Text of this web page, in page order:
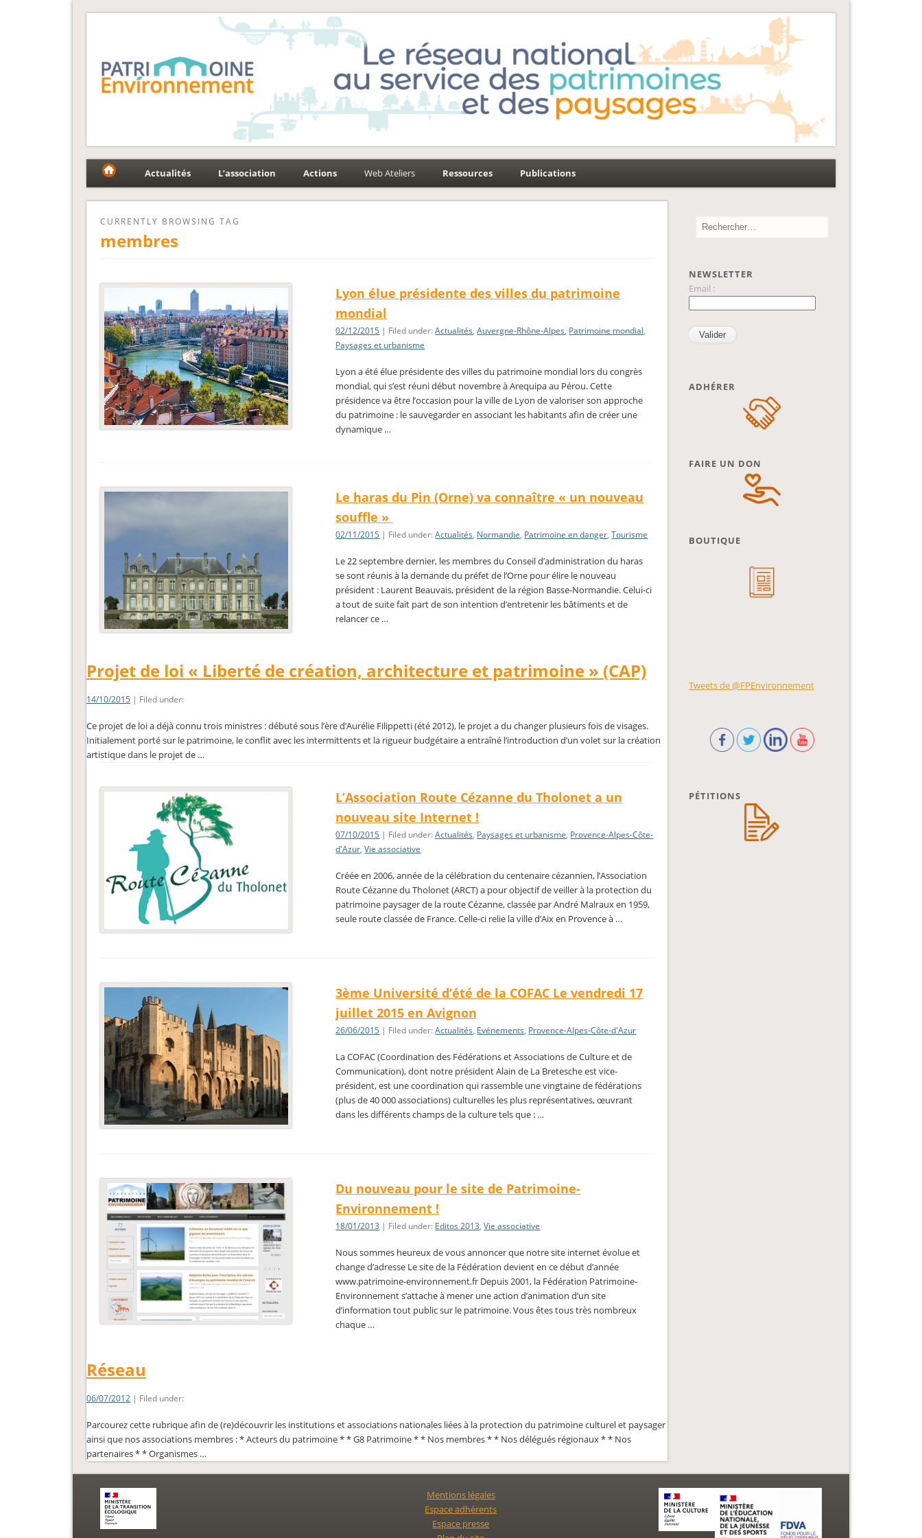
Fédération Patrimoine-Environnement
Actualités L’association Actions Web Ateliers Ressources Publications
CURRENTLY BROWSING TAG
membres
Lyon élue présidente des villes du patrimoine
mondial
02/12/2015 | Filed under:Actualités,Auvergne-Rhône-Alpes, Patrimoine mondial,
Paysages et urbanisme
Lyon a été élue présidente des villes du patrimoine mondial lors du congrès
mondial, qui s’est réuni début novembre à Arequipa au Pérou. Cette
présidence va être l’occasion pour la ville de Lyon de valoriser son approche
du patrimoine : le sauvegarder en associant les habitants afin de créer une
dynamique …
Le haras du Pin (Orne) va connaître « un nouveau
souffle »
02/11/2015 | Filed under:Actualités, Normandie, Patrimoine en danger,Tourisme
Le 22 septembre dernier, les membres du Conseil d’administration du haras
se sont réunis à la demande du préfet de l’Orne pour élire le nouveau
président : Laurent Beauvais, président de la région Basse-Normandie. Celui-ci
a tout de suite fait part de son intention d’entretenir les bâtiments et de
relancer ce …
Projet de loi « Liberté de création, architecture et patrimoine » (CAP)
14/10/2015| Filed under:
Ce projet de loi a déjà connu trois ministres : débuté sous l’ère d’Aurélie Filippetti (été 2012), le projet a du changer plusieurs fois de visages.
Initialement porté sur le patrimoine, le conflit avec les intermittents et la rigueur budgétaire a entraîné l’introduction d’un volet sur la création
artistique dans le projet de …
L’Association Route Cézanne du Tholonet a un
nouveau site Internet !
07/10/2015 | Filed under:Actualités, Paysages et urbanisme, Provence-Alpes-Côte-
d'Azur,Vie associative
Créée en 2006, année de la célébration du centenaire cézannien, l’Association
Route Cézanne du Tholonet (ARCT) a pour objectif de veiller à la protection du
patrimoine paysager de la route Cézanne, classée par André Malraux en 1959,
seule route classée de France. Celle-ci relie la ville d’Aix en Provence à …
3ème Université d’été de la COFAC Le vendredi 17
juillet 2015 en Avignon
26/06/2015 | Filed under:Actualités, Evénements, Provence-Alpes-Côte-d'Azur
La COFAC (Coordination des Fédérations et Associations de Culture et de
Communication), dont notre président Alain de La Bretesche est vice-
président, est une coordination qui rassemble une vingtaine de fédérations
(plus de 40 000 associations) culturelles les plus représentatives, œuvrant
dans les différents champs de la culture tels que : …
Du nouveau pour le site de Patrimoine-
Environnement !
18/01/2013 | Filed under: Editos 2013,Vie associative
Nous sommes heureux de vous annoncer que notre site internet évolue et
change d’adresse Le site de la Fédération devient en ce début d’année
www.patrimoine-environnement.fr Depuis 2001, la Fédération Patrimoine-
Environnement s’attache à mener une action d’animation d’un site
d’information tout public sur le patrimoine. Vous êtes tous très nombreux
chaque …
Réseau
06/07/2012| Filed under:
Parcourez cette rubrique afin de (re)découvrir les institutions et associations nationales liées à la protection du patrimoine culturel et paysager
ainsi que nos associations membres : * Acteurs du patrimoine * * G8 Patrimoine * * Nos membres * * Nos délégués régionaux * * Nos
partenaires * * Organismes …
NEWSLETTER
Email :
ADHÉRER
FAIRE UN DON
BOUTIQUE
Tweets de @FPEnvironnement
PÉTITIONS
Mentions légales
Espace adhérents
Espace presse